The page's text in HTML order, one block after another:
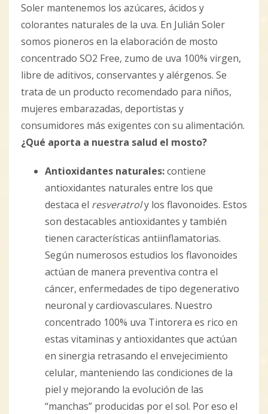
Soler mantenemos los azúcares, ácidos y
colorantes naturales de la uva. En Julián Soler
somos pioneros en la elaboración de mosto
concentrado SO2 Free, zumo de uva 100% virgen,
libre de aditivos, conservantes y alérgenos. Se
trata de un producto recomendado para niños,
mujeres embarazadas, deportistas y
consumidores más exigentes con su alimentación.
¿Qué aporta a nuestra salud el mosto?
Antioxidantes naturales:contiene
antioxidantes naturales entre los que
destaca el resveratroly los flavonoides. Estos
son destacables antioxidantes y también
tienen características antiinflamatorias.
Según numerosos estudios los flavonoides
actúan de manera preventiva contra el
cáncer, enfermedades de tipo degenerativo
neuronal y cardiovasculares. Nuestro
concentrado 100% uva Tintorera es rico en
estas vitaminas y antioxidantes que actúan
en sinergia retrasando el envejecimiento
celular, manteniendo las condiciones de la
piel y mejorando la evolución de las
“manchas” producidas por el sol. Por eso el